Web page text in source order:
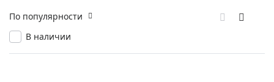
В наличии
По популярности